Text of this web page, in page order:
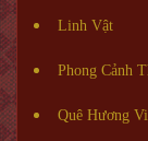
Linh Vật
Phong Cảnh
Quê Hương